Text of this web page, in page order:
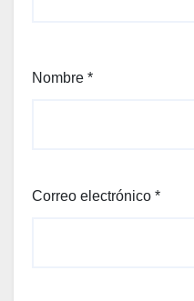
Nombre *
Correo electrónico *